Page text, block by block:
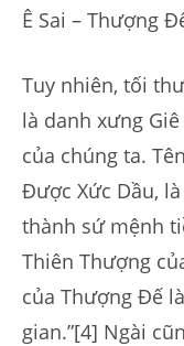
Ê Sai – Thượng
Tuy nhiên, tối
là danh xưng
của chúng ta.
Được Xức Dầu,
thành sứ mệnh
Thiên Thượng
của Thượng Đế
gian.”[4] Ngài